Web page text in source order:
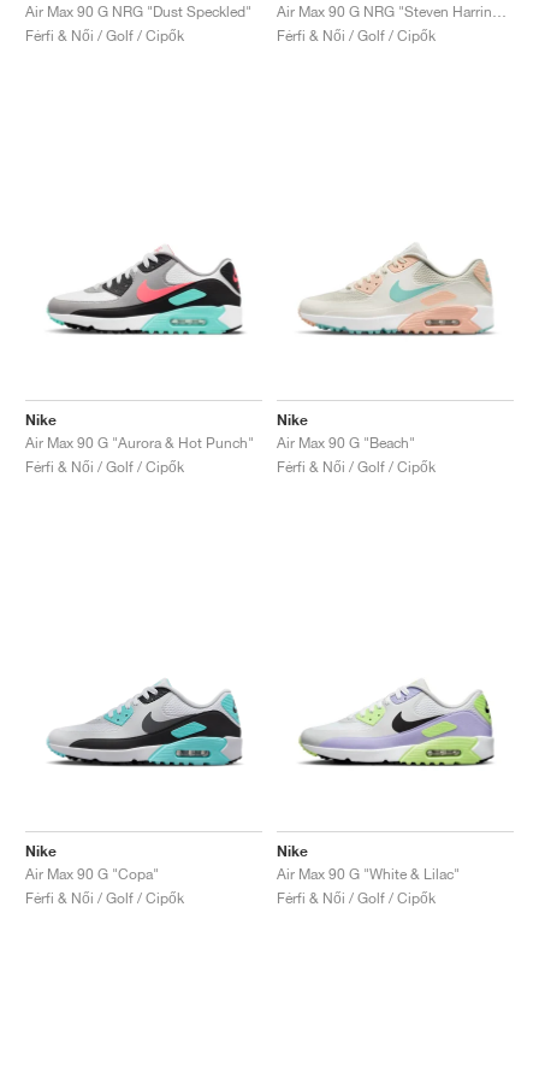
Air Max 90 G NRG "Dust Speckled"
Férfi & Női / Golf / Cipők
Férfi & Női / Golf / Cipők
Nike
Air Max 90 G "Aurora & Hot Punch"
Férfi & Női / Golf / Cipők
Nike
Air Max 90 G "Beach"
Férfi & Női / Golf / Cipők
Nike
Air Max 90 G "Copa"
Férfi & Női / Golf / Cipők
Nike
Air Max 90 G "White & Lilac"
Férfi & Női / Golf / Cipők